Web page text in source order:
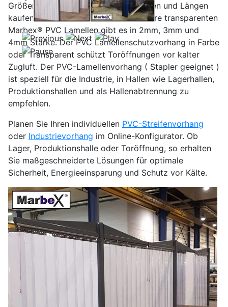
Größen wie 20cm, 30cm, 40cm, Farben und Längen
kaufen, bestellen oder anfragen. Unsere transparenten
Marbex® PVC Lamellen gibt es in 2mm, 3mm und
4mm Stärke. Der PVC Lamellenschutzvorhang in Farbe
oder Transparent schützt Toröffnungen vor kalter
Zugluft. Der PVC-Lamellenvorhang ( Stapler geeignet )
ist speziell für die Industrie, in Hallen wie Lagerhallen,
Produktionshallen und als Hallenabtrennung zu
empfehlen.
Planen Sie Ihren individuellen PVC-Streifenvorhang
oder Industrievorhang im Online-Konfigurator. Ob
Lager, Produktionshalle oder Toröffnung, so erhalten
Sie maßgeschneiderte Lösungen für optimale
Sicherheit, Energieeinsparung und Schutz vor Kälte.